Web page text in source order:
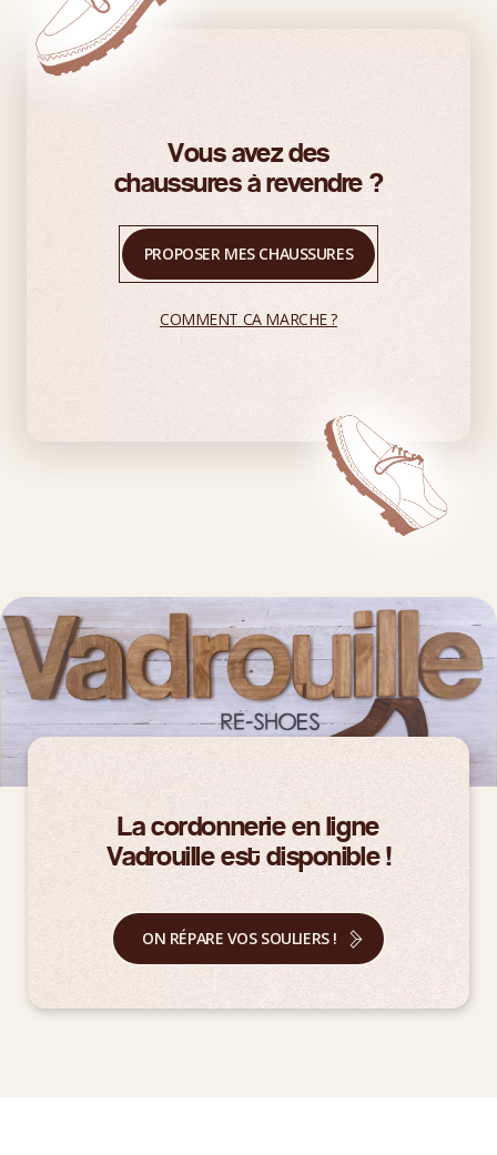
Vous avez des
chaussures à revendre ?
PROPOSER MES CHAUSSURES
COMMENT CA MARCHE ?
La cordonnerie en ligne
Vadrouille est disponible !
ON RÉPARE VOS SOULIERS !